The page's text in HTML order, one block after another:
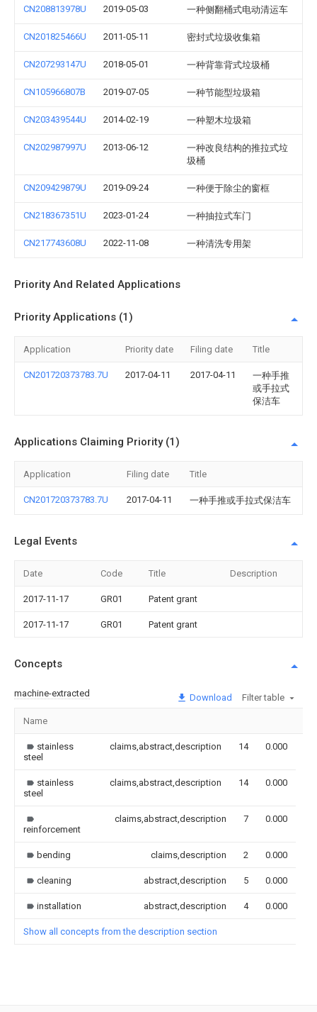
CN208813978U 2019-05-03 一种侧翻桶式电动清运车
CN201825466U 2011-05-11 密封式垃圾收集箱
CN207293147U 2018-05-01 一种背靠背式垃圾桶
CN105966807B 2019-07-05 一种节能型垃圾箱
CN203439544U 2014-02-19 一种塑木垃圾箱
CN202987997U 2013-06-12
一种改良结构的推拉式垃
圾桶
CN209429879U 2019-09-24 一种便于除尘的窗框
CN218367351U 2023-01-24 一种抽拉式车门
CN217743608U 2022-11-08 一种清洗专用架
Priority And Related Applications
Priority Applications (1)
Application Priority date Filing date Title
CN201720373783.7U 2017-04-11 2017-04-11
一种手推
或手拉式
保洁车
Applications Claiming Priority (1)
Application Filing date Title
CN201720373783.7U 2017-04-11 一种手推或手拉式保洁车
Legal Events
Date Code Title Description
2017-11-17 GR01 Patent grant
2017-11-17 GR01 Patent grant
Concepts
machine-extracted Download Filter table
Name
stainless
steel
claims,abstract,description 14 0.000
stainless
steel
claims,abstract,description 14 0.000
reinforcement
claims,abstract,description 7 0.000
bending claims,description 2 0.000
cleaning abstract,description 5 0.000
installation abstract,description 4 0.000
Show all concepts from the description section